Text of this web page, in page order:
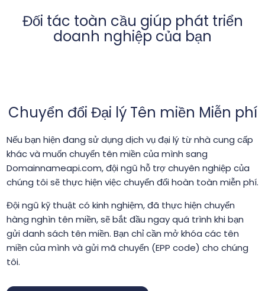
Đối tác toàn cầu giúp phát triển
doanh nghiệp của bạn
Chuyển đổi Đại lý Tên miền Miễn phí
Nếu bạn hiện đang sử dụng dịch vụ đại lý từ nhà cung cấp
khác và muốn chuyển tên miền của mình sang
Domainnameapi.com, đội ngũ hỗ trợ chuyên nghiệp của
chúng tôi sẽ thực hiện việc chuyển đổi hoàn toàn miễn phí.
Đội ngũ kỹ thuật có kinh nghiệm, đã thực hiện chuyển
hàng nghìn tên miền, sẽ bắt đầu ngay quá trình khi bạn
gửi danh sách tên miền. Bạn chỉ cần mở khóa các tên
miền của mình và gửi mã chuyển (EPP code) cho chúng
tôi.